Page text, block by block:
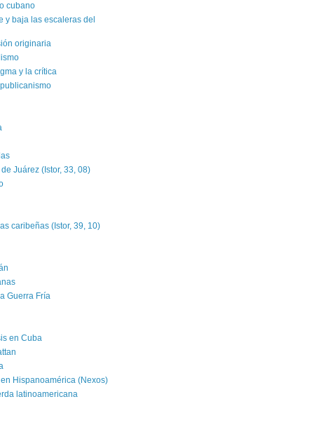
cubano
y baja las escaleras del
originaria
y la crítica
Juárez (Istor, 33, 08)
caribeñas (Istor, 39, 10)
Guerra Fría
en Cuba
Hispanoamérica (Nexos)
latinoamericana